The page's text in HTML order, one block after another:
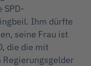
SPD-
Ihm dürfte
seine Frau ist
die die mit